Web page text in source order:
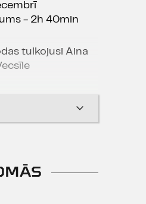
- 2h 40min
tulkojusi Aina
varbūt